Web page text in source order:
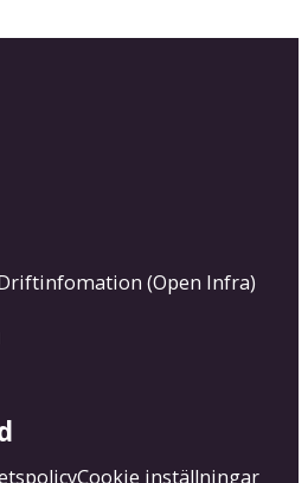
(Open Infra)
Cookie inställningar